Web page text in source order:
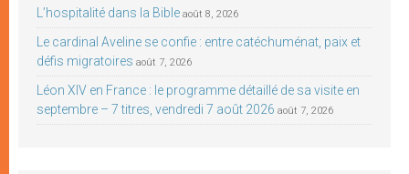
L’hospitalité dans la Bible août 8, 2026
Le cardinal Aveline se confie : entre catéchuménat, paix et
défis migratoires août 7, 2026
Léon XIV en France : le programme détaillé de sa visite en
septembre – 7 titres, vendredi 7 août 2026 août 7, 2026